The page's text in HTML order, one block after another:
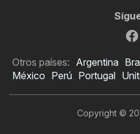
Otros países: Argentina
México Perú Portugal
Copyright ©